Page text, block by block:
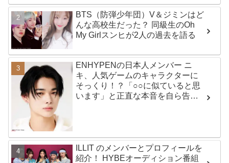
BTS（防弾少年団）V＆ジミンはど
んな高校生だった？ 同級生のOh
My Girlスンヒが2人の過去を語る
ENHYPENの日本人メンバー ニ
キ、人気ゲームのキャラクターに
そっくり！？「○○に似ていると思
います」と正直な本音を自ら告
ILLIT のメンバーとプロフィールを
紹介！ HYBEオーディション番組